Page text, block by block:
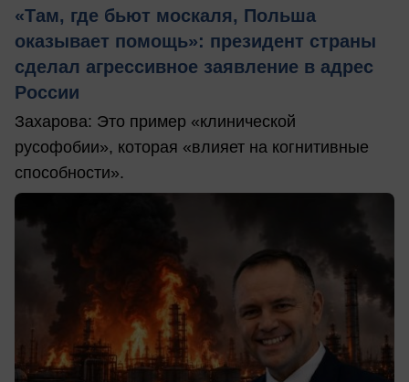
«Там, где бьют москаля, Польша
оказывает помощь»: президент страны
сделал агрессивное заявление в адрес
России
Захарова: Это пример «клинической
русофобии», которая «влияет на когнитивные
способности».